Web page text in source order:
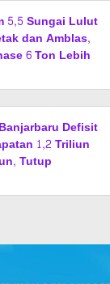
5,5 Sungai Lulut
dan Amblas,
6 Ton Lebih
Defisit
1,2 Triliun
Tutup